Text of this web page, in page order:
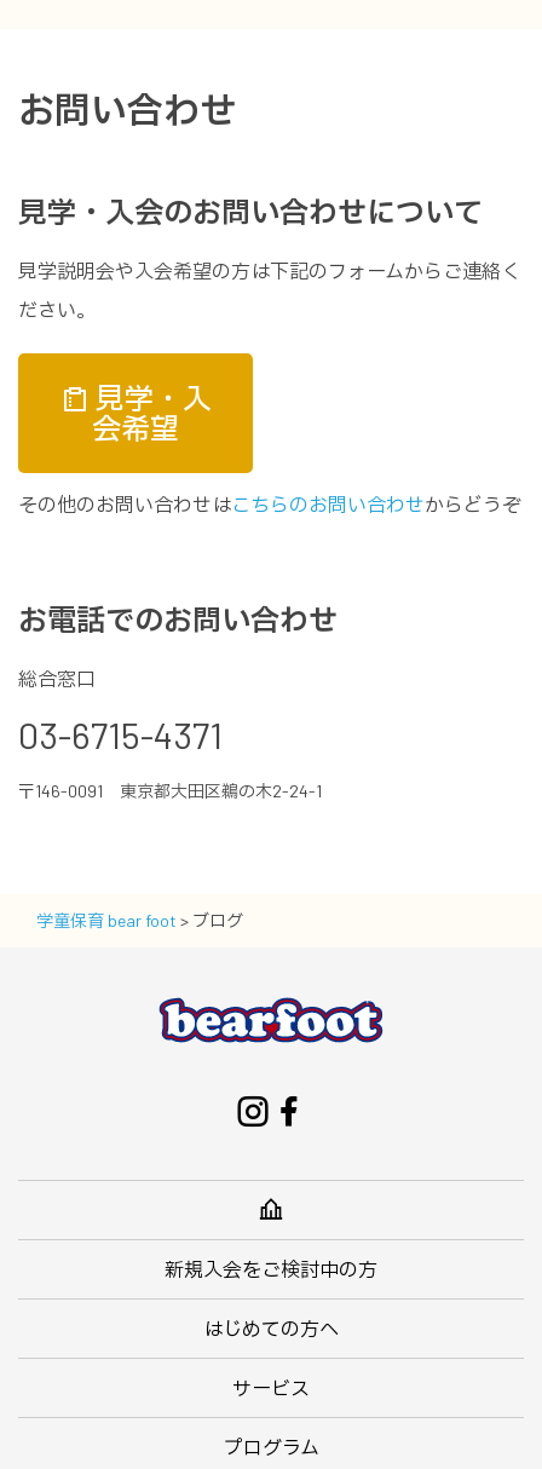
お問い合わせ
見学・入会のお問い合わせについて
見学説明会や入会希望の方は下記のフォームからご連絡く
ださい。
見学・入
会希望
その他のお問い合わせはこちらのお問い合わせからどうぞ
お電話でのお問い合わせ
総合窓口
03-6715-4371
〒146-0091 東京都大田区鵜の木2-24-1
学童保育 bear foot > ブログ
新規入会をご検討中の方
はじめての方へ
サービス
プログラム